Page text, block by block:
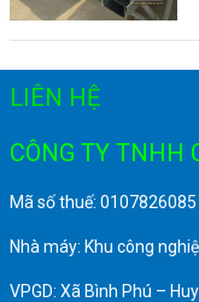
LIÊN HỆ
CÔNG TY TNHH
Mã số thuế: 0107826085
Nhà máy: Khu công
VPGD: Xã Bình Phú –